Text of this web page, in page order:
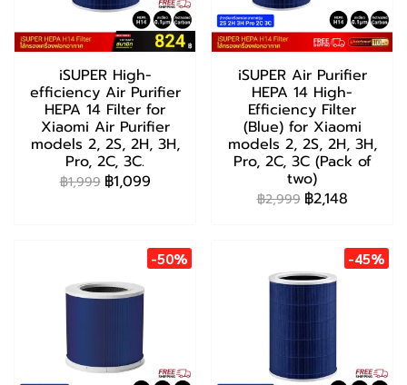
iSUPER High-
efficiency Air Purifier
HEPA 14 Filter for
Xiaomi Air Purifier
models 2, 2S, 2H, 3H,
Pro, 2C, 3C.
฿1,999 ฿1,099
iSUPER Air Purifier
HEPA 14 High-
Efficiency Filter
(Blue) for Xiaomi
models 2, 2S, 2H, 3H,
Pro, 2C, 3C (Pack of
two)
฿2,999 ฿2,148
-50% -45%